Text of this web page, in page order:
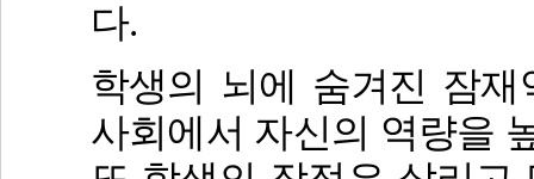
다.
학생의 뇌에 숨겨진 잠
사회에서 자신의 역량을